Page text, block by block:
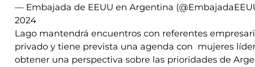
— Embajada de EEUU en Argentina
2024
Lago mantendrá encuentros con referentes
privado y tiene prevista una agenda con mujeres
obtener una perspectiva sobre las prioridades de